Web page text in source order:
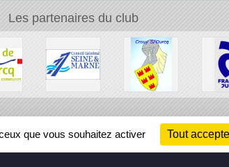
Les partenaires du club
que vous souhaitez activer Tout